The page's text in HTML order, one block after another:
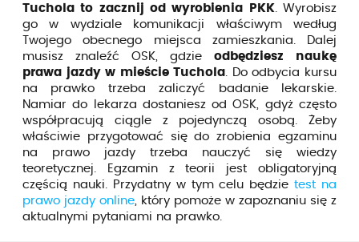
Tuchola to zacznij od wyrobienia PKK . Wyrobisz
go w wydziale komunikacji właściwym według
Twojego obecnego miejsca zamieszkania. Dalej
musisz znaleźć OSK, gdzie odbędziesz naukę
prawa jazdy w mieście Tuchola . Do odbycia kursu
na prawko trzeba zaliczyć badanie lekarskie.
Namiar do lekarza dostaniesz od OSK, gdyż często
współpracują ciągle z pojedynczą osobą. Żeby
właściwie przygotować się do zrobienia egzaminu
na prawo jazdy trzeba nauczyć się wiedzy
teoretycznej. Egzamin z teorii jest obligatoryjną
częścią nauki. Przydatny w tym celu będzietest na
prawo jazdy online , który pomoże w zapoznaniu się z
aktualnymi pytaniami na prawko.